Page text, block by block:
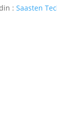
:Saasten